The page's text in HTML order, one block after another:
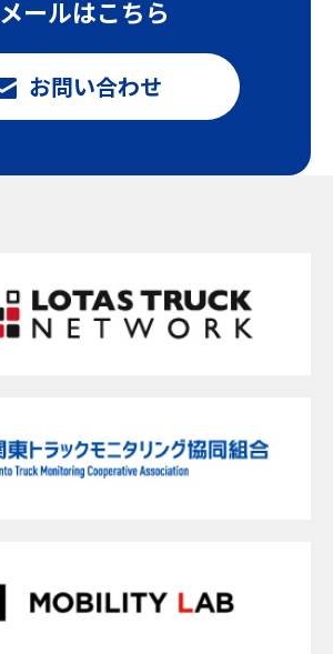
メールはこちら
お問い合わせ